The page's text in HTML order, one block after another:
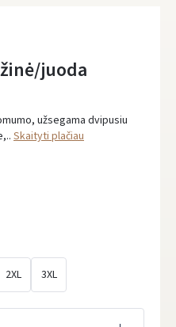
juoda
užsegama dvipusiu
Skaityti plačiau
2XL 3XL